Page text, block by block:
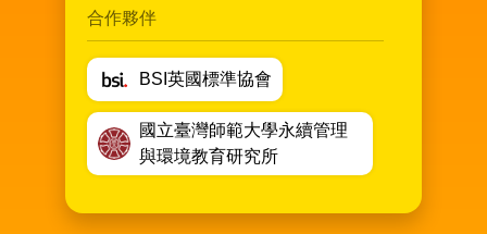
合作夥伴
BSI英國標準協會
國立臺灣師範大學永續管理
與環境教育研究所